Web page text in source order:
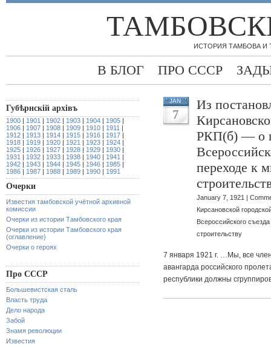
ИСТОРИЯ ТАМБОВА
В БЛОГ ПРО СССР
Губѣрнскiй архiвъ
1900 | 1901 | 1902 | 1903 | 1904 | 1905 |
1906 | 1907 | 1908 | 1909 | 1910 | 1911 |
1912 | 1913 | 1914 | 1915 | 1916 | 1917 |
1918 | 1919 | 1920 | 1921 | 1923 | 1924 |
1925 | 1926 | 1927 | 1928 | 1929 | 1930 |
1931 | 1932 | 1933 | 1938 | 1940 | 1941 |
1942 | 1943 | 1944 | 1945 | 1946 | 1985 |
1986 | 1987 | 1988 | 1989 | 1990 | 1991
Очерки
Известия тамбовской учётной архивной
комиссии
Очерки из истории Тамбовского края
Очерки из истории Тамбовского края
(оглавление)
Очерки о героях
Про СССР
Большевистская сталь
Власть труда
Дело народа
Забой
Знамя революции
Известия
JAN
7
Из
РКП(б) — о
переходе к
January 7, 1921 |
Кирсановской
Всероссийского
строительству
7 января 1921 г. …Мы, все
авангарда российского
республики должны